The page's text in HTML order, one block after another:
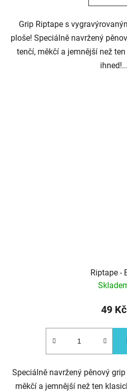
Grip Riptape s
ploše! Speciálně navržený
tenčí, měkčí a jemnější než
ihned!...
Riptape -
49 Kč
Speciálně navržený pěnový
měkčí a jemnější než ten